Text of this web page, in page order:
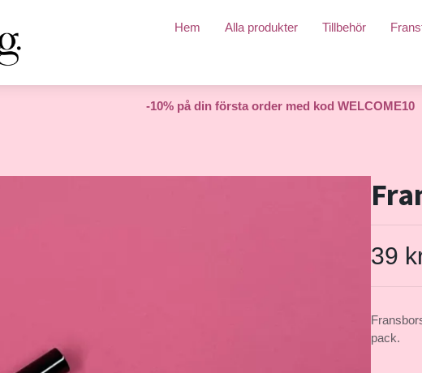
Hem Alla produkter Tillbehör
-10% på din första order med kod WELCOME10
39
pack.